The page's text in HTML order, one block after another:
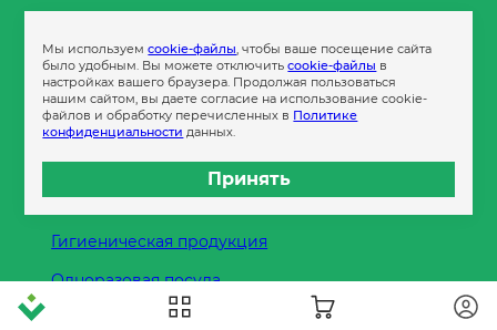
Пленка
Пакеты и сумки
Контейнеры
Бумага офисная
Гигиеническая продукция
Одноразовая посуда
Мы используемcookie-файлы, чтобы ваше посещение сайта
было удобным. Вы можете отключитьcookie-файлы в
настройках вашего браузера. Продолжая пользоваться
нашим сайтом, вы даете согласие на использование cookie-
файлов и обработку перечисленных в Политике
конфиденциальности данных.
Принять